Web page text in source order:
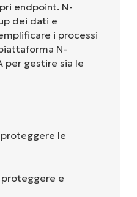
endpoint. N-
dei dati e
i processi
N-
per gestire sia le
proteggere le
e